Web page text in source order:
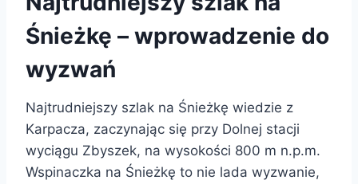
Śnieżkę – wprowadzenie do
wyzwań
Najtrudniejszy szlak na Śnieżkę wiedzie z
Karpacza, zaczynając się przy Dolnej stacji
wyciągu Zbyszek, na wysokości 800 m n.p.m.
Wspinaczka na Śnieżkę to nie lada wyzwanie,